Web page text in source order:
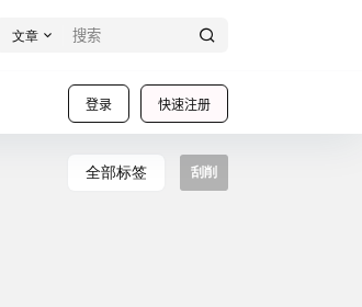
文章
登录 快速注册
全部标签 刮削